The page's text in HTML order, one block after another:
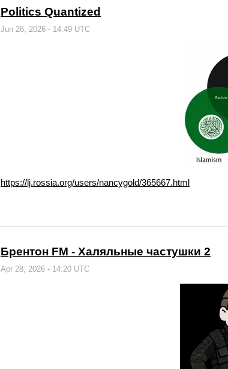
Politics Quantized
Jun 26, 2026 - 14:49 UTC
https://lj.rossia.org/users/nancygold/365667.html
Брентон FM - Халяльные частушки 2
Apr 28, 2026 - 14:20 UTC